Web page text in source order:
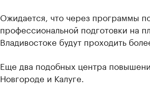
Ожидается, что через программы
профессиональной подготовки на
Владивостоке будут проходить
Еще два подобных центра
Новгороде и Калуге.